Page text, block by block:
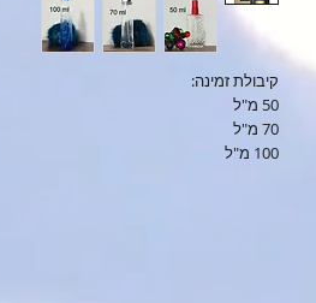
קיבולת זמינה:
50 מ"ל
70 מ"ל
100 מ"ל